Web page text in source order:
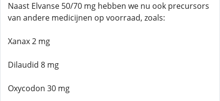
Naast Elvanse 50/70 mg hebben we nu ook precursors
van andere medicijnen op voorraad, zoals:
Xanax 2 mg
Dilaudid 8 mg
Oxycodon 30 mg